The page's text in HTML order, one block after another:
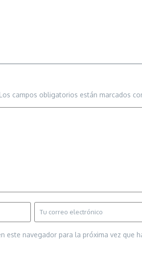
Los campos obligatorios están marcados
este navegador para la próxima vez que